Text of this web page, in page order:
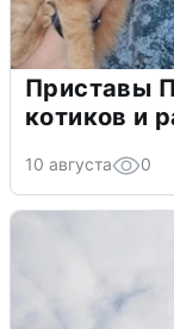
Приставы
котиков и
10 августа 0